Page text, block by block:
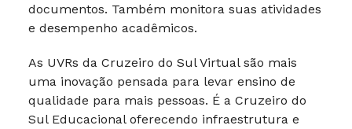
documentos. Também monitora suas atividades
e desempenho acadêmicos.
As UVRs da Cruzeiro do Sul Virtual são mais
uma inovação pensada para levar ensino de
qualidade para mais pessoas. É a Cruzeiro do
Sul Educacional oferecendo infraestrutura e